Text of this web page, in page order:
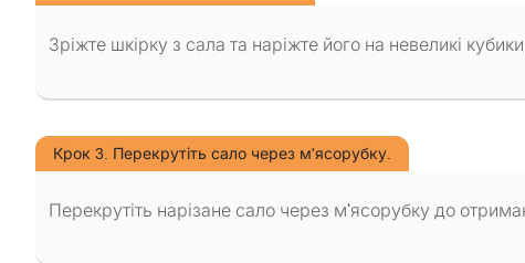
Зріжте шкірку з сала та наріжте його на невеликі
Крок 3. Перекрутіть сало через м'ясорубку.
Перекрутіть нарізане сало через м'ясорубку до